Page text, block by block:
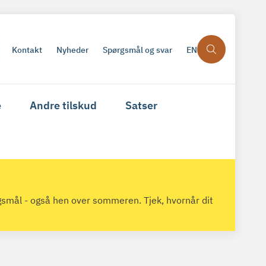
Kontakt Nyheder Spørgsmål og svar EN
Andre tilskud Satser
- også hen over sommeren. Tjek, hvornår dit